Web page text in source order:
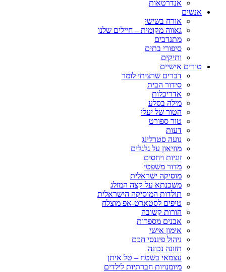
אנדרטאות
אנשים
אורח בשישי
גאווה מקומית – חיילים שלנו
מתנדבים
סיפורי בתים
ותיקים
טורים אישיים
דברים שרציתי לומר
סידור הבית
אדריכלות
מילה בסלע
הטור של יעלי
טור ספורט
דעות
נועה סטרלינג
מוזיאון על גלגלים
זוגיות ויחסים
מדור משפטי
מוסיקה ישראלית
משכנתא על קצה המזלג
תולדות המוסיקה הישראלית
טיפים לסטארט-אפ מוצלח
הורות קשובה
אבנים מספרות
אימון אישי
ניהול פיננסי חכם
תזונה נכונה
עצמאי בשטח – טל איתן
מיומנויות חברתיות לילדים